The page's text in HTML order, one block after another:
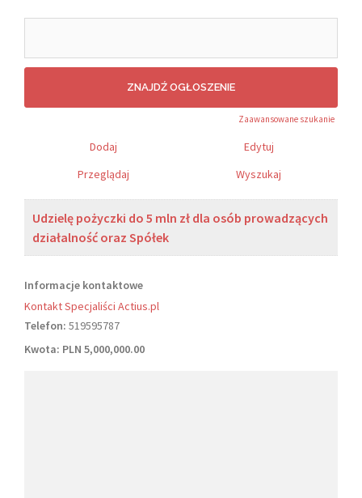
Zaawansowane szukanie
Dodaj
Edytuj
Przeglądaj
Wyszukaj
Udzielę pożyczki do 5 mln zł dla osób prowadzących
działalność oraz Spółek
Informacje kontaktowe
Kontakt Specjaliści Actius.pl
Telefon: 519595787
Kwota: PLN 5,000,000.00